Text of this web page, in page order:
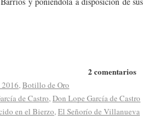
2 comentarios
,Botillo de Oro
de Castro,Don Lope García de Castro
en el Bierzo,El Señorío de Villanueva